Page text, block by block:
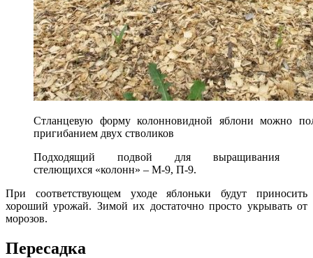
Стланцевую форму колонновидной яблони можно
пригибанием двух стволиков
Подходящий подвой для выращивания
стелющихся «колонн» – М-9, П-9.
При соответствующем уходе яблоньки будут приносить
хороший урожай. Зимой их достаточно просто укрывать от
морозов.
Пересадка